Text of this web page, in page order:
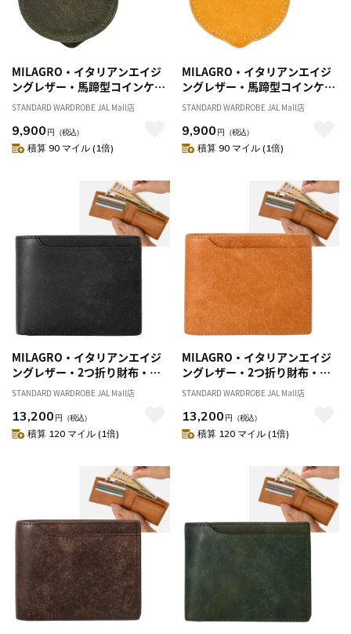
MILAGRO・イタリアンエイジ
ングレザー・馬蹄型コインケー
ス・グリーン
STANDARD WARDROBE JAL Mall店
9,900 円 （税込）
積算 90 マイル (1倍)
MILAGRO・イタリアンエイジ
ングレザー・馬蹄型コインケー
ス・マスタード
STANDARD WARDROBE JAL Mall店
9,900 円 （税込）
積算 90 マイル (1倍)
MILAGRO・イタリアンエイジ
ングレザー・2つ折り財布・ブ
ラック
STANDARD WARDROBE JAL Mall店
13,200 円 （税込）
積算 120 マイル (1倍)
MILAGRO・イタリアンエイジ
ングレザー・2つ折り財布・ブ
ラウン
STANDARD WARDROBE JAL Mall店
13,200 円 （税込）
積算 120 マイル (1倍)